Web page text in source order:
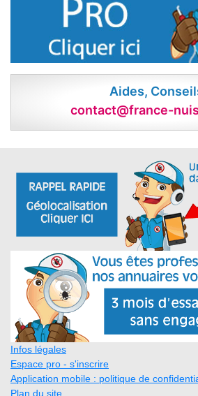
Aides,
contact@france-
Infos légales
Espace pro - s'inscrire
Application mobile : politique de
Plan du site